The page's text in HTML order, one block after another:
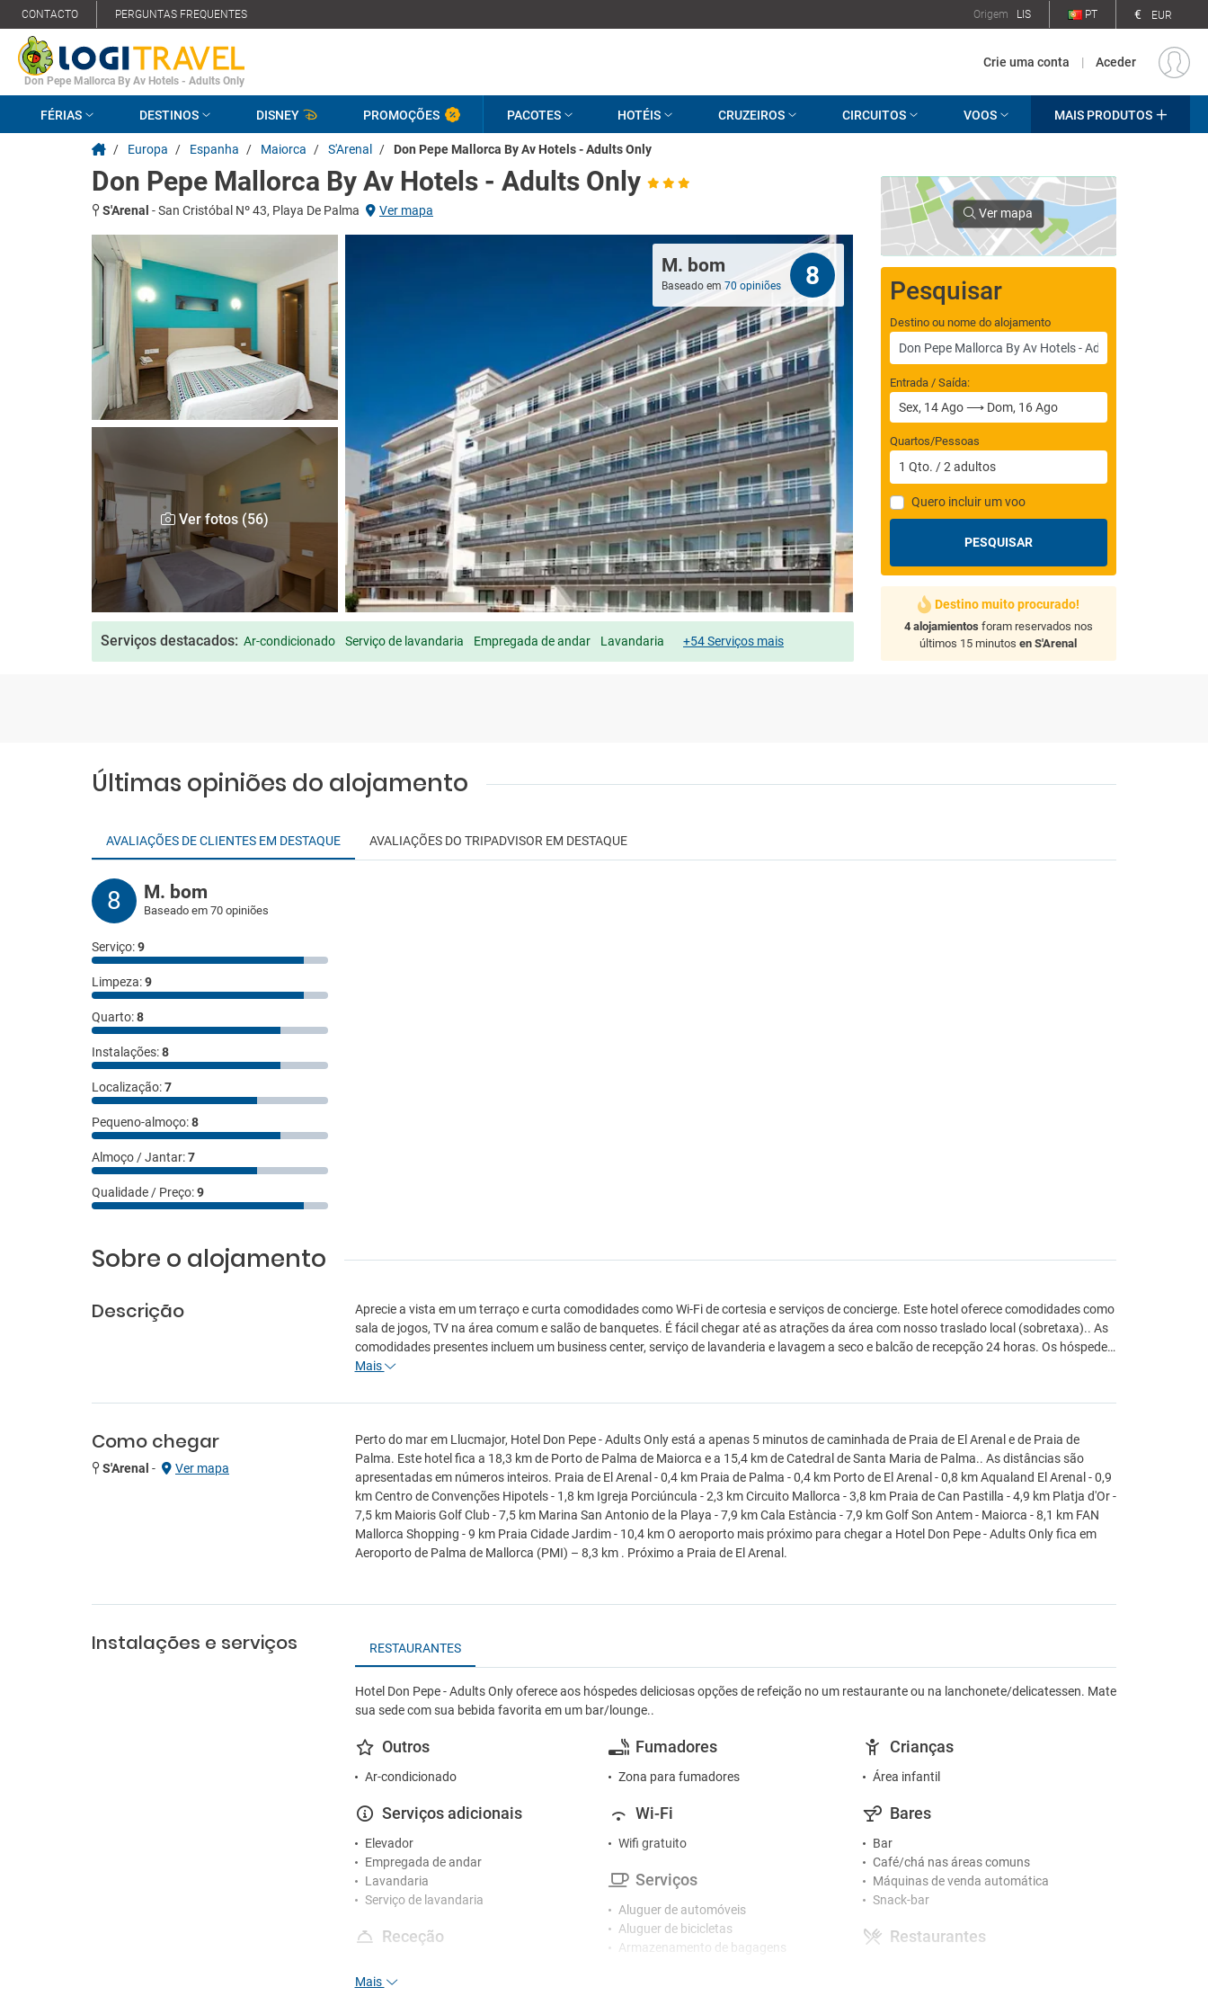
CONTACTO PERGUNTAS FREQUENTES Origem LIS PT € EUR
Don Pepe Mallorca By Av Hotels - Adults Only
Crie uma conta | Aceder
FÉRIAS DESTINOS DISNEY PROMOÇÕES PACOTES HOTÉIS CRUZEIROS CIRCUITOS VOOS MAIS PRODUTOS
/ Europa / Espanha / Maiorca / S'Arenal / Don Pepe Mallorca By Av Hotels - Adults Only
Don Pepe Mallorca By Av Hotels - Adults Only
S'Arenal -San Cristóbal Nº 43, Playa De Palma Ver mapa
Ver fotos (56)
M. bom
Baseado em70 opiniões 8
Serviços destacados: Ar-condicionado Serviço de lavandaria Empregada de andar Lavandaria +54 Serviços mais
Ver mapa
Pesquisar
Destino ou nome do alojamento
Entrada / Saída:
Quartos/Pessoas
1 Qto. /2 adultos
Quero incluir um voo
PESQUISAR
Destino muito procurado!
4 alojamientos foram reservados nos
últimos 15 minutosen S'Arenal
Últimas opiniões do alojamento
AVALIAÇÕES DE CLIENTES EM DESTAQUE AVALIAÇÕES DO TRIPADVISOR EM DESTAQUE
8 M. bom
Baseado em 70 opiniões
Serviço:9
Limpeza:9
Quarto:8
Instalações:8
Localização:7
Pequeno-almoço:8
Almoço / Jantar:7
Qualidade / Preço:9
Sobre o alojamento
Descrição
Aprecie a vista em um terraço e curta comodidades como Wi-Fi de cortesia e serviços de concierge. Este hotel oferece comodidades como
sala de jogos, TV na área comum e salão de banquetes. É fácil chegar até as atrações da área com nosso traslado local (sobretaxa).. As
comodidades presentes incluem um business center, serviço de lavanderia e lavagem a seco e balcão de recepção 24 horas. Os hóspede…
Mais
Como chegar
S'Arenal - Ver mapa
Perto do mar em Llucmajor, Hotel Don Pepe - Adults Only está a apenas 5 minutos de caminhada de Praia de El Arenal e de Praia de
Palma. Este hotel fica a 18,3 km de Porto de Palma de Maiorca e a 15,4 km de Catedral de Santa Maria de Palma.. As distâncias são
apresentadas em números inteiros. Praia de El Arenal - 0,4 km Praia de Palma - 0,4 km Porto de El Arenal - 0,8 km Aqualand El Arenal - 0,9
km Centro de Convenções Hipotels - 1,8 km Igreja Porciúncula - 2,3 km Circuito Mallorca - 3,8 km Praia de Can Pastilla - 4,9 km Platja d'Or -
7,5 km Maioris Golf Club - 7,5 km Marina San Antonio de la Playa - 7,9 km Cala Estància - 7,9 km Golf Son Antem - Maiorca - 8,1 km FAN
Mallorca Shopping - 9 km Praia Cidade Jardim - 10,4 km O aeroporto mais próximo para chegar a Hotel Don Pepe - Adults Only fica em
Aeroporto de Palma de Mallorca (PMI) – 8,3 km . Próximo a Praia de El Arenal.
Instalações e serviços RESTAURANTES
Hotel Don Pepe - Adults Only oferece aos hóspedes deliciosas opções de refeição no um restaurante ou na lanchonete/delicatessen. Mate
sua sede com sua bebida favorita em um bar/lounge..
Outros
Ar-condicionado
Serviços adicionais
Elevador
Empregada de andar
Lavandaria
Serviço de lavandaria
Receção
Serviço de concierge
Fumadores
Zona para fumadores
Wi-Fi
Wifi gratuito
Serviços
Aluguer de automóveis
Aluguer de bicicletas
Armazenamento de bagagens
Crianças
Área infantil
Bares
Bar
Café/chá nas áreas comuns
Máquinas de venda automática
Snack-bar
Restaurantes
Mais